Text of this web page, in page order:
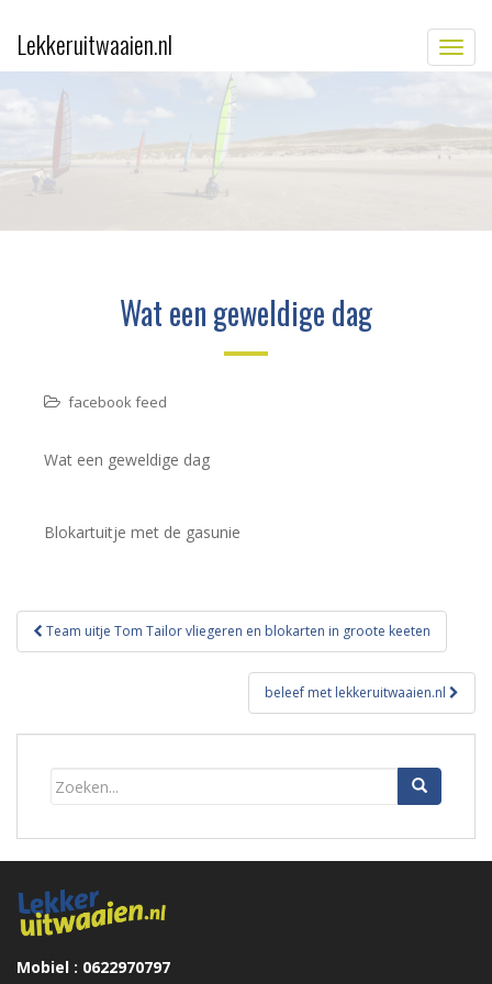
Lekkeruitwaaien.nl
Wat een geweldige dag
facebook feed
Wat een geweldige dag
Blokartuitje met de gasunie
Bericht
navigatie
Team uitje Tom Tailor vliegeren en blokarten in groote keeten
beleef met lekkeruitwaaien.nl
Mobiel : 0622970797